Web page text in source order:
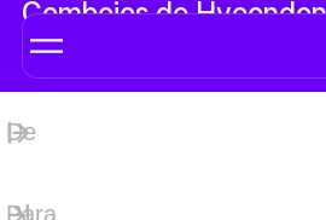
Comboios de